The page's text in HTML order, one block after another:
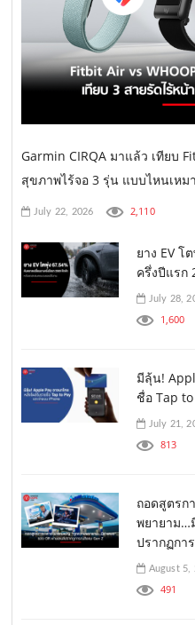
Garmin CIRQA มาแล้ว เทียบ
สุขภาพไร้จอ 3 รุ่น แบบไหนเหม
July 22, 2026 2,110
ยาง EV โ
ครึ่งปีแรก
July 28,
1,600
มีลุ้น!
ชื่อ Tap
July 21,
813
ถอดสูตรก
พยายาม…
ปรากฏกา
August 5,
491